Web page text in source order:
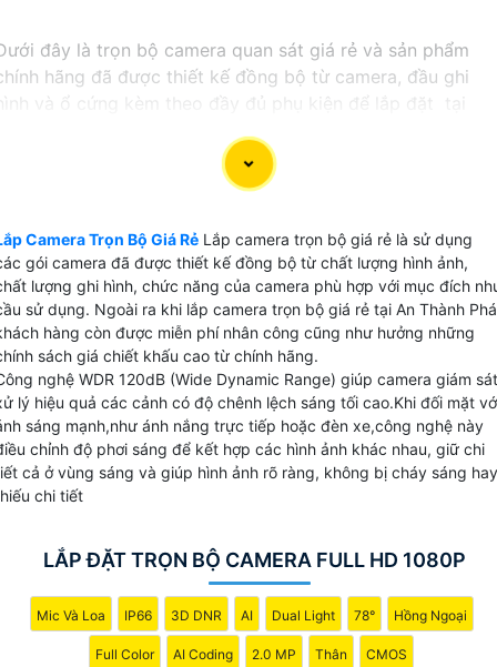
đây là trọn bộ camera quan sát giá rẻ và sản phẩm
hãng đã được thiết kế đồng bộ từ camera, đầu ghi
và ổ cứng kèm theo đầy đủ phụ kiện để lắp đặt tại
〔GIÁ LẮP CAMERA QUAN SÁT TRỌN BỘ〕
Lắp camera quan sát trọn bộ có rất nhiều lựa chọn và
thuộc vào mục đích sử dụng cho văn phòng, hay lắp
cửa hàng và nhà xưởng có những gói camera với
kế khác nhau và hình ảnh chất lượng cho mỗi yêu cầu
khác sau đây là những bộ camera quan sát thiết kế
Camera Sử Dụng
Trọn Bộ
Bộ Camera Văn Phòng Giá Rẻ
Bộ Camera Có thu âm
Bộ camera full Color Nhà Xưởng
Bộ Camera thân có Màu Ban Đêm
Camera Trọn Bộ Giá Rẻ Lắp camera trọn bộ giá rẻ là sử dụng
gói camera đã được thiết kế đồng bộ từ chất lượng hình ảnh,
lượng ghi hình, chức năng của camera phù hợp với mục đích
sử dụng. Ngoài ra khi lắp camera trọn bộ giá rẻ tại An Thành
hàng còn được miễn phí nhân công cũng như hưởng những
sách giá chiết khấu cao từ chính hãng.
nghệ WDR 120dB (Wide Dynamic Range) giúp camera giám sát
lý hiệu quả các cảnh có độ chênh lệch sáng tối cao.Khi đối mặt
sáng mạnh,như ánh nắng trực tiếp hoặc đèn xe,công nghệ này
chỉnh độ phơi sáng để kết hợp các hình ảnh khác nhau, giữ chi
cả ở vùng sáng và giúp hình ảnh rõ ràng, không bị cháy sáng hay
chi tiết
LẮP ĐẶT TRỌN BỘ CAMERA FULL HD 1080P
Mic Và Loa IP66 3D DNR AI Dual Light 78° Hồng Ngoại
Full Color AI Coding 2.0 MP Thân CMOS